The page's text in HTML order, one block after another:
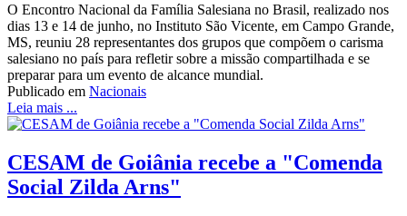
O Encontro Nacional da Família Salesiana no Brasil, realizado nos
dias 13 e 14 de junho, no Instituto São Vicente, em Campo Grande,
MS, reuniu 28 representantes dos grupos que compõem o carisma
salesiano no país para refletir sobre a missão compartilhada e se
preparar para um evento de alcance mundial.
Publicado em Nacionais
Leia mais ...
CESAM de Goiânia recebe a "Comenda
Social Zilda Arns"